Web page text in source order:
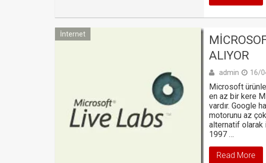
İnternet
ALIYOR
admin 16/
Microsoft
en az bir kere
vardır. Google
motorunu az
alternatif olarak
1997 …
Read More